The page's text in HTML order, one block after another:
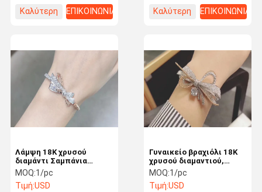
Καλύτερη
ΕΠΙΚΟΙΝΩΝΙΑ
Καλύτερη
ΕΠΙΚΟΙΝΩΝΙΑ
Γυναικείο βραχιόλι 18K
χρυσού διαμαντιού,
γοητευτικά κοσμήματα
υψηλής ποιότητας
MOQ:1/pc
Τιμή:USD
Λάμψη 18K χρυσού
διαμάντι Σαμπάνια
Παρίσι Σύνδεσμο
βραχιόλι με τόξο -
Σημείο σχεδιασμού
MOQ:1/pc
Τιμή:USD